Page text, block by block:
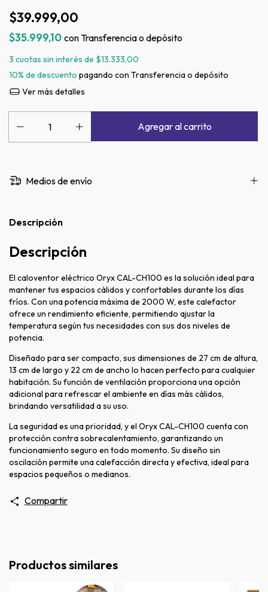
$39.999,00
$35.999,10 conTransferencia o depósito
3 cuotas sin interés de $13.333,00
10% de descuento pagando con Transferencia o depósito
Ver más detalles
Medios de envío
Descripción
Descripción
El caloventor eléctrico Oryx CAL-CH100 es la solución ideal para
mantener tus espacios cálidos y confortables durante los días
fríos. Con una potencia máxima de 2000 W, este calefactor
ofrece un rendimiento eficiente, permitiendo ajustar la
temperatura según tus necesidades con sus dos niveles de
potencia.
Diseñado para ser compacto, sus dimensiones de 27 cm de altura,
13 cm de largo y 22 cm de ancho lo hacen perfecto para cualquier
habitación. Su función de ventilación proporciona una opción
adicional para refrescar el ambiente en días más cálidos,
brindando versatilidad a su uso.
La seguridad es una prioridad, y el Oryx CAL-CH100 cuenta con
protección contra sobrecalentamiento, garantizando un
funcionamiento seguro en todo momento. Su diseño sin
oscilación permite una calefacción directa y efectiva, ideal para
espacios pequeños o medianos.
Compartir
Productos similares